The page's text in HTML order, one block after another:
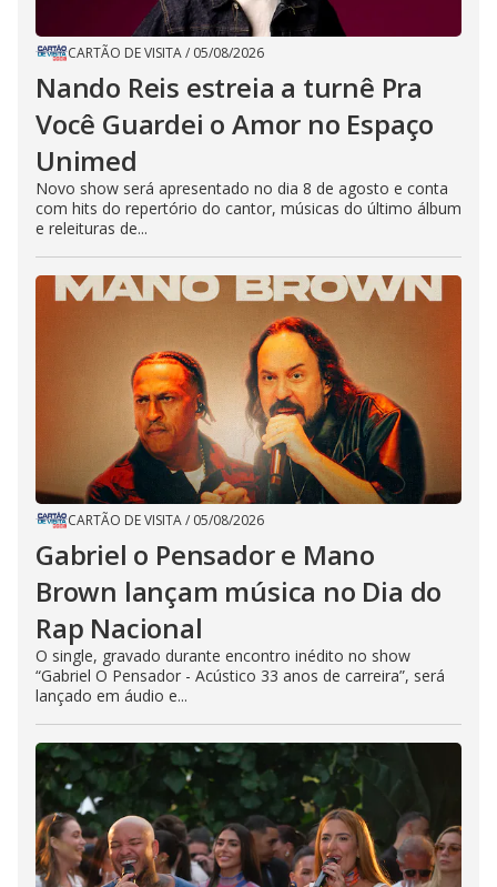
CARTÃO DE VISITA/ 05/08/2026
Nando Reis estreia a turnê Pra
Você Guardei o Amor no Espaço
Unimed
Novo show será apresentado no dia 8 de agosto e conta
com hits do repertório do cantor, músicas do último álbum
e releituras de...
CARTÃO DE VISITA/ 05/08/2026
Gabriel o Pensador e Mano
Brown lançam música no Dia do
Rap Nacional
O single, gravado durante encontro inédito no show
“Gabriel O Pensador - Acústico 33 anos de carreira”, será
lançado em áudio e...